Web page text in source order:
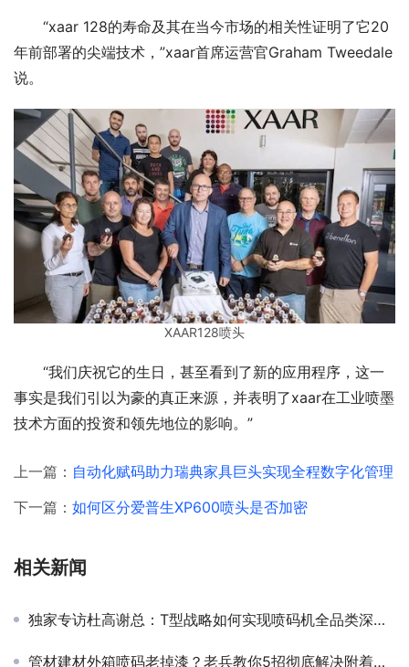
“xaar 128的寿命及其在当今市场的相关性证明了它20
年前部署的尖端技术，”xaar首席运营官Graham Tweedale
说。
XAAR128喷头
“我们庆祝它的生日，甚至看到了新的应用程序，这一
事实是我们引以为豪的真正来源，并表明了xaar在工业喷墨
技术方面的投资和领先地位的影响。”
上一篇： 自动化赋码助力瑞典家具巨头实现全程数字化管理
下一篇： 如何区分爱普生XP600喷头是否加密
相关新闻
独家专访杜高谢总：T型战略如何实现喷码机全品类深度布局？
管材建材外箱喷码老掉漆？老兵教你5招彻底解决附着力难题！